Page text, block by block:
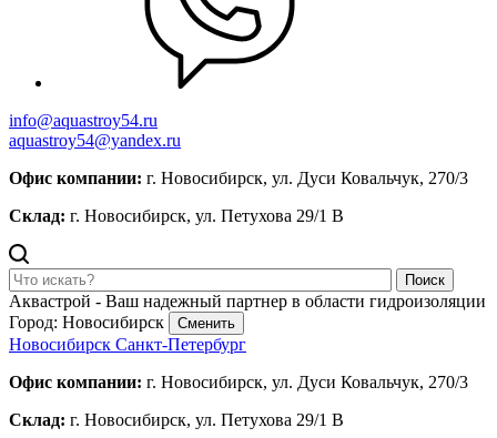
info@aquastroy54.ru
aquastroy54@yandex.ru
Офис компании: г. Новосибирск, ул. Дуси Ковальчук, 270/3
Склад: г. Новосибирск, ул. Петухова 29/1 В
Поиск
Аквастрой - Ваш надежный партнер в области гидроизоляции
Город: Новосибирск
Сменить
Новосибирск Санкт-Петербург
Офис компании: г. Новосибирск, ул. Дуси Ковальчук, 270/3
Склад: г. Новосибирск, ул. Петухова 29/1 В